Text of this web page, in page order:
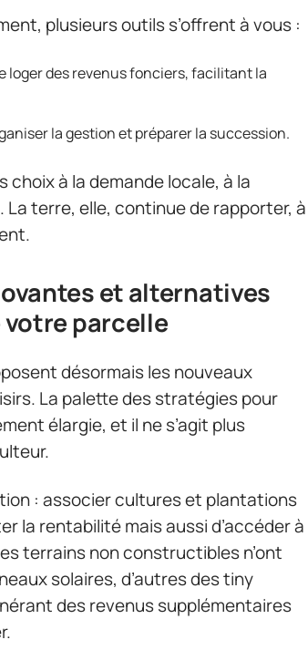
plusieurs outils s’offrent à vous :
des revenus fonciers, facilitant la
la gestion et préparer la succession.
à la demande locale, à la
terre, elle, continue de rapporter, à
et alternatives
votre parcelle
désormais les nouveaux
La palette des stratégies pour
élargie, et il ne s’agit plus
: associer cultures et plantations
la rentabilité mais aussi d’accéder à
terrains non constructibles n’ont
solaires, d’autres des tiny
des revenus supplémentaires